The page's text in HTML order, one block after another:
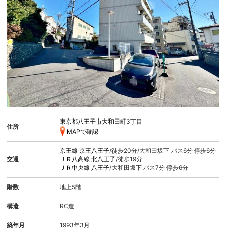
住所
東京都八王子市大和田町3丁目
MAPで確認
交通
京王線京王八王子/徒歩20分/大和田坂下 バス6分 停歩6分
ＪＲ八高線北八王子/徒歩19分
ＪＲ中央線 八王子/大和田坂下 バス7分 停歩6分
階数 地上5階
構造 RC造
築年月 1993年3月